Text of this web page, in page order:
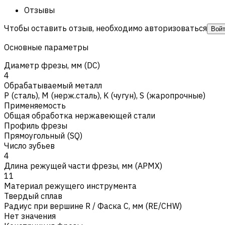
Отзывы
Чтобы оставить отзыв, необходимо авторизоваться
Основные параметры
Диаметр фрезы, мм (DC)
4
Обрабатываемый металл
Р (сталь), M (нерж.сталь), K (чугун), S (жаропрочные)
Применяемость
Общая обработка нержавеющей стали
Профиль фрезы
Прямоугольный (SQ)
Число зубьев
4
Длина режущей части фрезы, мм (APMX)
11
Материал режущего инструмента
Твердый сплав
Радиус при вершине R / Фаска C, мм (RE/CHW)
Нет значения